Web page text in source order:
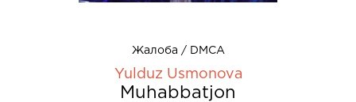
Жалоба / DMCA
Yulduz Usmonova
Muhabbatjon